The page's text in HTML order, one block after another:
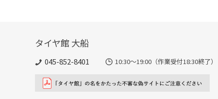
タイヤ館 大船
045-852-8401 10:30～19:00（作業受付18:30終了